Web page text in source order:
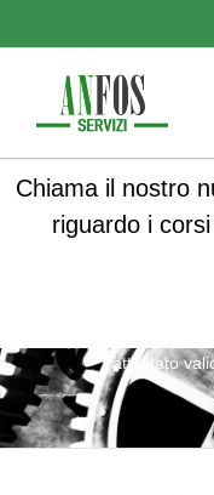
Chiama il nostro
riguardo i
attestato